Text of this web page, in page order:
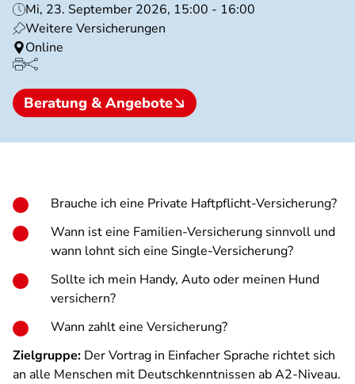
Mi, 23. September 2026, 15:00 - 16:00
Weitere Versicherungen
Online
Beratung & Angebote
Brauche ich eine Private Haftpflicht-Versicherung?
Wann ist eine Familien-Versicherung sinnvoll und
wann lohnt sich eine Single-Versicherung?
Sollte ich mein Handy, Auto oder meinen Hund
versichern?
Wann zahlt eine Versicherung?
Zielgruppe: Der Vortrag in Einfacher Sprache richtet sich
an alle Menschen mit Deutschkenntnissen ab A2-Niveau.